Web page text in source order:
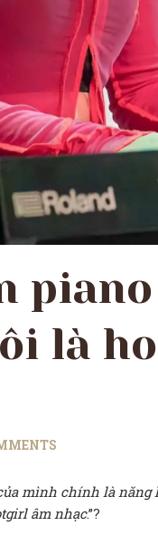
là
mình chính là năng
âm nhạc.”?